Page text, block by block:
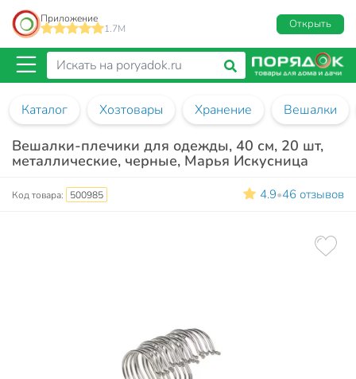
Приложение
1.7M
Открыть
Каталог Хозтовары Хранение Вешалки
Вешалки-плечики для одежды, 40 см, 20 шт,
металлические, черные, Марья Искусница
Код товара: 500985 4.9•46 отзывов